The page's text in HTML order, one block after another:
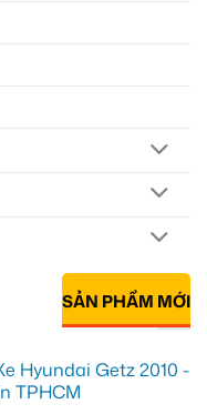
SẢN PHẨM MỚI
Hyundai Getz 2010 -
TPHCM